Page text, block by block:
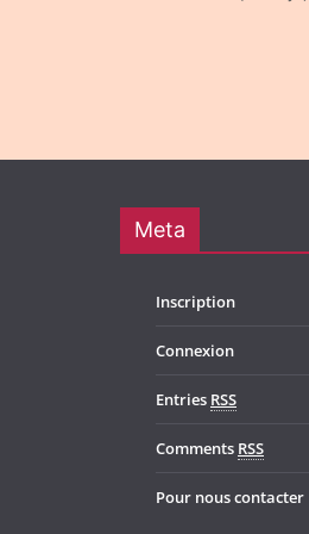
Meta
Inscription
Connexion
Entries RSS
Comments RSS
Pour nous contacter